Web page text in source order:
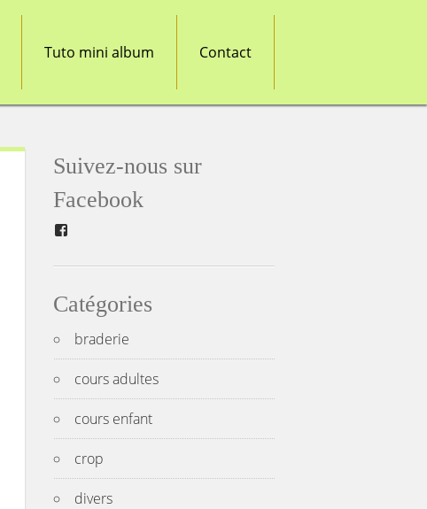
Tuto mini album Contact
Suivez-nous sur
Facebook
Catégories
braderie
cours adultes
cours enfant
crop
divers